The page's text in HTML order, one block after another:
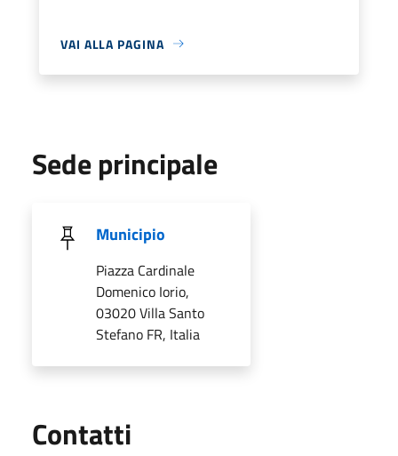
VAI ALLA PAGINA
Sede principale
Municipio
Piazza Cardinale
Domenico Iorio,
03020 Villa Santo
Stefano FR, Italia
Contatti